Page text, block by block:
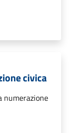
civica
numerazione